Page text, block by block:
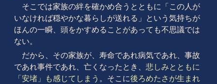
そこでは家族の絆を確かめ合うとともに「この人が
いなければ穏やかな暮らしが送れる」という気持ちが
ほんの一瞬、頭をかすめることがあっても不思議では
ない。
だから、その家族が、寿命であれ病気であれ、事故
であれ事件であれ、亡くなったとき、 悲しみとともに
「安堵」も感じてしまう 。そこに後ろめたさが生まれ